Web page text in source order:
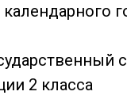
2 класса